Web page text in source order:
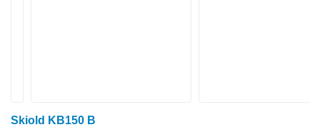
Skiold KB150 B